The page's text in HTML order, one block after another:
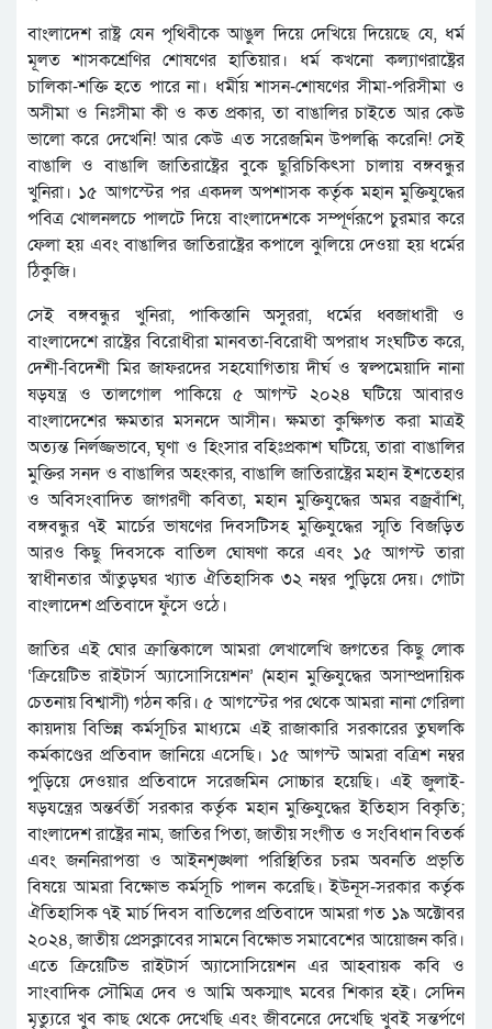
বাংলাদেশ রাষ্ট্র যেন পৃথিবীকে আঙুল দিয়ে দেখিয়ে দিয়েছে যে, ধর্ম
মূলত শাসকশ্রেণির শোষণের হাতিয়ার। ধর্ম কখনো কল্যাণরাষ্ট্রের
চালিকা-শক্তি হতে পারে না। ধর্মীয় শাসন-শোষণের সীমা-পরিসীমা ও
অসীমা ও নিঃসীমা কী ও কত প্রকার, তা বাঙালির চাইতে আর কেউ
ভালো করে দেখেনি! আর কেউ এত সরেজমিন উপলব্ধি করেনি! সেই
বাঙালি ও বাঙালি জাতিরাষ্ট্রের বুকে ছুরিচিকিৎসা চালায় বঙ্গবন্ধুর
খুনিরা। ১৫ আগস্টের পর একদল অপশাসক কর্তৃক মহান মুক্তিযুদ্ধের
পবিত্র খোলনলচে পালটে দিয়ে বাংলাদেশকে সম্পূর্ণরূপে চুরমার করে
ফেলা হয় এবং বাঙালির জাতিরাষ্ট্রের কপালে ঝুলিয়ে দেওয়া হয় ধর্মের
ঠিকুজি।
সেই বঙ্গবন্ধুর খুনিরা, পাকিস্তানি অসুররা, ধর্মের ধ্বজাধারী ও
বাংলাদেশে রাষ্ট্রের বিরোধীরা মানবতা-বিরোধী অপরাধ সংঘটিত করে,
দেশী-বিদেশী মির জাফরদের সহযোগিতায় দীর্ঘ ও স্বল্পমেয়াদি নানা
ষড়যন্ত্র ও তালগোল পাকিয়ে ৫ আগস্ট ২০২৪ ঘটিয়ে আবারও
বাংলাদেশের ক্ষমতার মসনদে আসীন। ক্ষমতা কুক্ষিগত করা মাত্রই
অত্যন্ত নির্লজ্জভাবে, ঘৃণা ও হিংসার বহিঃপ্রকাশ ঘটিয়ে, তারা বাঙালির
মুক্তির সনদ ও বাঙালির অহংকার, বাঙালি জাতিরাষ্ট্রের মহান ইশতেহার
ও অবিসংবাদিত জাগরণী কবিতা, মহান মুক্তিযুদ্ধের অমর বজ্রবাঁশি,
বঙ্গবন্ধুর ৭ই মার্চের ভাষণের দিবসটিসহ মুক্তিযুদ্ধের স্মৃতি বিজড়িত
আরও কিছু দিবসকে বাতিল ঘোষণা করে এবং ১৫ আগস্ট তারা
স্বাধীনতার আঁতুড়ঘর খ্যাত ঐতিহাসিক ৩২ নম্বর পুড়িয়ে দেয়। গোটা
বাংলাদেশ প্রতিবাদে ফুঁসে ওঠে।
জাতির এই ঘোর ক্রান্তিকালে আমরা লেখালেখি জগতের কিছু লোক
‘ক্রিয়েটিভ রাইটার্স অ্যাসোসিয়েশন’ (মহান মুক্তিযুদ্ধের অসাম্প্রদায়িক
চেতনায় বিশ্বাসী) গঠন করি। ৫ আগস্টের পর থেকে আমরা নানা গেরিলা
কায়দায় বিভিন্ন কর্মসূচির মাধ্যমে এই রাজাকারি সরকারের তুঘলকি
কর্মকাণ্ডের প্রতিবাদ জানিয়ে এসেছি। ১৫ আগস্ট আমরা বত্রিশ নম্বর
পুড়িয়ে দেওয়ার প্রতিবাদে সরেজমিন সোচ্চার হয়েছি। এই জুলাই-
ষড়যন্ত্রের অন্তর্বর্তী সরকার কর্তৃক মহান মুক্তিযুদ্ধের ইতিহাস বিকৃতি;
বাংলাদেশ রাষ্ট্রের নাম, জাতির পিতা, জাতীয় সংগীত ও সংবিধান বিতর্ক
এবং জননিরাপত্তা ও আইনশৃঙ্খলা পরিস্থিতির চরম অবনতি প্রভৃতি
বিষয়ে আমরা বিক্ষোভ কর্মসূচি পালন করেছি। ইউনূস-সরকার কর্তৃক
ঐতিহাসিক ৭ই মার্চ দিবস বাতিলের প্রতিবাদে আমরা গত ১৯ অক্টোবর
২০২৪, জাতীয় প্রেসক্লাবের সামনে বিক্ষোভ সমাবেশের আয়োজন করি।
এতে ক্রিয়েটিভ রাইটার্স অ্যাসোসিয়েশন এর আহবায়ক কবি ও
সাংবাদিক সৌমিত্র দেব ও আমি অকস্মাৎ মবের শিকার হই। সেদিন
মৃত্যুরে খুব কাছ থেকে দেখেছি এবং জীবনেরে দেখেছি খুবই সন্তর্পণে